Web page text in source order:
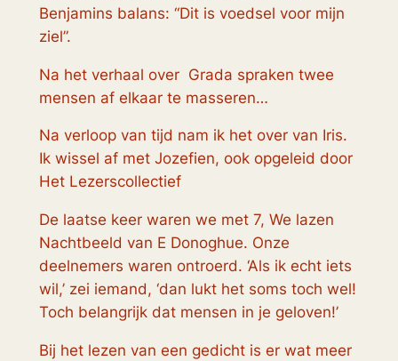
Benjamins balans: “Dit is voedsel voor mijn
ziel”.
Na het verhaal over Grada spraken twee
mensen af elkaar te masseren…
Na verloop van tijd nam ik het over van Iris.
Ik wissel af met Jozefien, ook opgeleid door
Het Lezerscollectief
De laatse keer waren we met 7, We lazen
Nachtbeeld van E Donoghue. Onze
deelnemers waren ontroerd. ‘Als ik echt iets
wil,’ zei iemand, ‘dan lukt het soms toch wel!
Toch belangrijk dat mensen in je geloven!’
Bij het lezen van een gedicht is er wat meer